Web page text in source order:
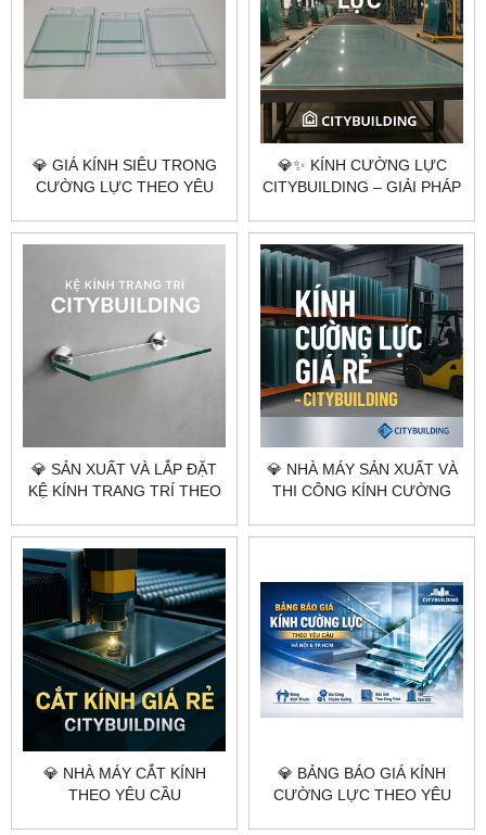
💎 GIÁ KÍNH SIÊU TRONG
CƯỜNG LỰC THEO YÊU
TP.HCM
💎✨ KÍNH CƯỜNG LỰC
CITYBUILDING – GIẢI PHÁP
CHO KHÔNG GIAN HIỆN
ĐẠI ✨💎
💎 SẢN XUẤT VÀ LẮP ĐẶT
KỆ KÍNH TRANG TRÍ THEO
💎 NHÀ MÁY SẢN XUẤT VÀ
THI CÔNG KÍNH CƯỜNG
CITYBUILDING
💎 NHÀ MÁY CẮT KÍNH
THEO YÊU CẦU
💎 BẢNG BÁO GIÁ KÍNH
CƯỜNG LỰC THEO YÊU